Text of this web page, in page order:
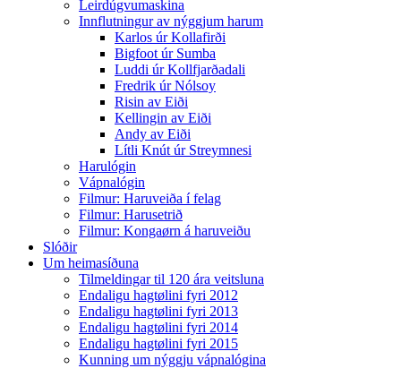
Leirdúgvumaskina
Innflutningur av nýggjum harum
Karlos úr Kollafirði
Bigfoot úr Sumba
Luddi úr Kollfjarðadali
Fredrik úr Nólsoy
Risin av Eiði
Kellingin av Eiði
Andy av Eiði
Lítli Knút úr Streymnesi
Harulógin
Vápnalógin
Filmur: Haruveiða í felag
Filmur: Harusetrið
Filmur: Kongaørn á haruveiðu
Slóðir
Um heimasíðuna
Tilmeldingar til 120 ára veitsluna
Endaligu hagtølini fyri 2012
Endaligu hagtølini fyri 2013
Endaligu hagtølini fyri 2014
Endaligu hagtølini fyri 2015
Kunning um nýggju vápnalógina